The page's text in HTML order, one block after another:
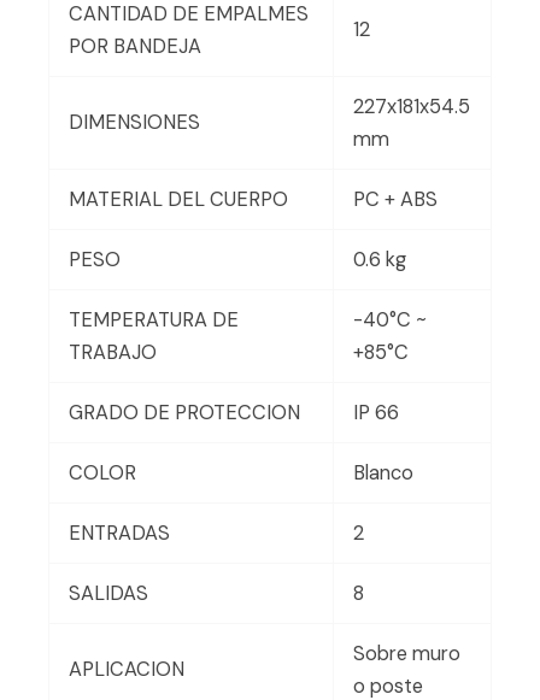
CANTIDAD DE EMPALMES
POR BANDEJA
12
DIMENSIONES
227x181x54.5
mm
MATERIAL DEL CUERPO PC + ABS
PESO 0.6 kg
TEMPERATURA DE
TRABAJO
-40°C ~
+85°C
GRADO DE PROTECCION IP 66
COLOR Blanco
ENTRADAS 2
SALIDAS 8
APLICACION
Sobre muro
o poste